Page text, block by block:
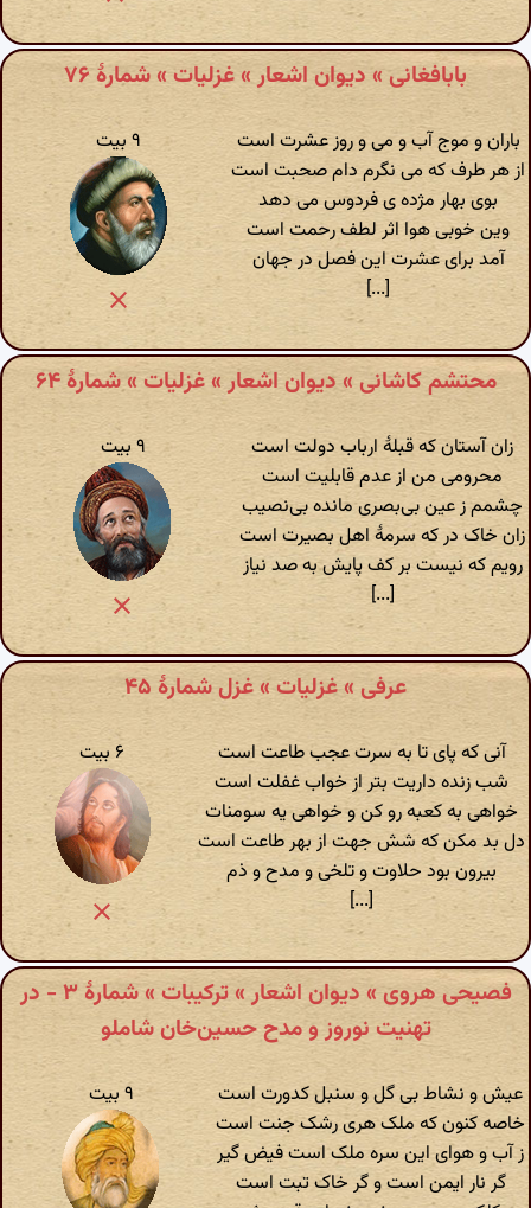
بابافغانی » دیوان اشعار » غزلیات » شمارهٔ ۷۶
باران و موج آب و می و روز عشرت است
از هر طرف که می نگرم دام صحبت است
بوی بهار مژده ی فردوس می دهد
وین خوبی هوا اثر لطف رحمت است
آمد برای عشرت این فصل در جهان
[...]
۹ بیت
محتشم کاشانی » دیوان اشعار » غزلیات » شمارهٔ ۶۴
زان آستان که قبلهٔ ارباب دولت است
محرومی من از عدم قابلیت است
چشمم ز عین بی‌بصری مانده بی‌نصیب
زان خاک در که سرمهٔ اهل بصیرت است
رویم که نیست بر کف پایش به صد نیاز
[...]
۹ بیت
عرفی » غزلیات » غزل شمارهٔ ۴۵
آنی که پای تا به سرت عجب طاعت است
شب زنده داریت بتر از خواب غفلت است
خواهی به کعبه رو کن و خواهی یه سومنات
دل بد مکن که شش جهت از بهر طاعت است
بیرون بود حلاوت و تلخی و مدح و ذم
[...]
۶ بیت
فصیحی هروی » دیوان اشعار » ترکیبات » شمارهٔ ۳ - در
تهنیت نوروز و مدح حسین‌خان شاملو
عیش و نشاط بی گل و سنبل کدورت است
خاصه کنون که ملک هری رشک جنت است
ز آب و هوای این سره ملک است فیض گیر
گر نار ایمن است و گر خاک تبت است
۹ بیت